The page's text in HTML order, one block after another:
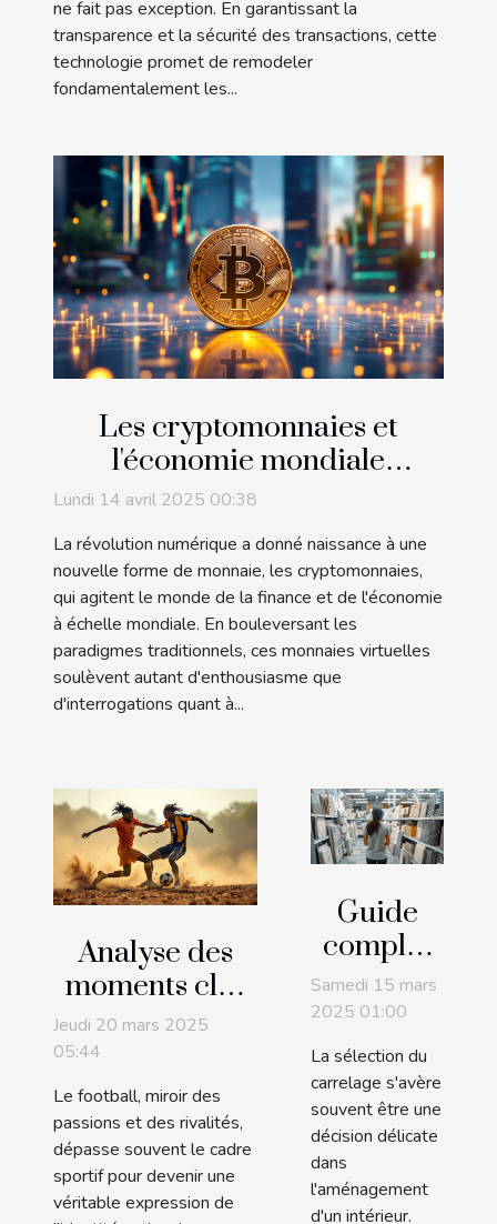
ne fait pas exception. En garantissant la
transparence et la sécurité des transactions, cette
technologie promet de remodeler
fondamentalement les...
Les cryptomonnaies et
l'économie mondiale
comprendre leur impact et
leur potentiel futur
Lundi 14 avril 2025 00:38
La révolution numérique a donné naissance à une
nouvelle forme de monnaie, les cryptomonnaies,
qui agitent le monde de la finance et de l'économie
à échelle mondiale. En bouleversant les
paradigmes traditionnels, ces monnaies virtuelles
soulèvent autant d'enthousiasme que
d'interrogations quant à...
Analyse des
moments clés
des
confrontations
footballistiques
entre deux
grandes
nations
Jeudi 20 mars 2025
05:44
Le football, miroir des
passions et des rivalités,
dépasse souvent le cadre
sportif pour devenir une
véritable expression de
Guide
complet
pour
choisir le
carrelage
adapté à
chaque
espace de
votre
maison
Samedi 15 mars
2025 01:00
La sélection du
carrelage s'avère
souvent être une
décision délicate
dans
l'aménagement
d'un intérieur.